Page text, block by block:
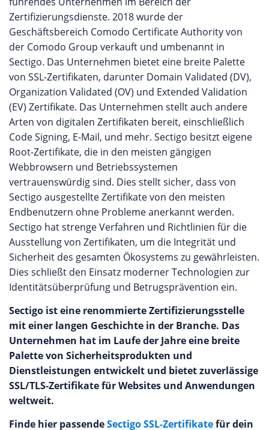
Zertifizierungsdienste. 2018 wurde der
Geschäftsbereich Comodo Certificate Authority von
der Comodo Group verkauft und umbenannt in
Sectigo. Das Unternehmen bietet eine breite Palette
von SSL-Zertifikaten, darunter Domain Validated (DV),
Organization Validated (OV) und Extended Validation
(EV) Zertifikate. Das Unternehmen stellt auch andere
Arten von digitalen Zertifikaten bereit, einschließlich
Code Signing, E-Mail, und mehr. Sectigo besitzt eigene
Root-Zertifikate, die in den meisten gängigen
Webbrowsern und Betriebssystemen
vertrauenswürdig sind. Dies stellt sicher, dass von
Sectigo ausgestellte Zertifikate von den meisten
Endbenutzern ohne Probleme anerkannt werden.
Sectigo hat strenge Verfahren und Richtlinien für die
Ausstellung von Zertifikaten, um die Integrität und
Sicherheit des gesamten Ökosystems zu gewährleisten.
Dies schließt den Einsatz moderner Technologien zur
Identitätsüberprüfung und Betrugsprävention ein.
Sectigo ist eine renommierte Zertifizierungsstelle
mit einer langen Geschichte in der Branche. Das
Unternehmen hat im Laufe der Jahre eine breite
Palette von Sicherheitsprodukten und
Dienstleistungen entwickelt und bietet zuverlässige
SSL/TLS-Zertifikate für Websites und Anwendungen
weltweit.
Finde hier passendeSectigo SSL-Zertifikatefür dein